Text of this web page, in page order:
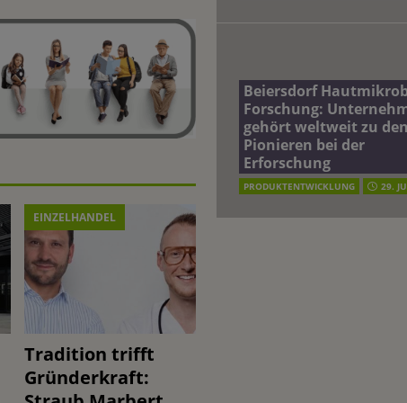
EINZELHANDEL
Tradition trifft
Gründerkraft:
Beiersdorf
Forschung:
gehört weltweit zu den
Pionieren bei der
Erforschung
PRODUKTENTWICKLUNG 29.